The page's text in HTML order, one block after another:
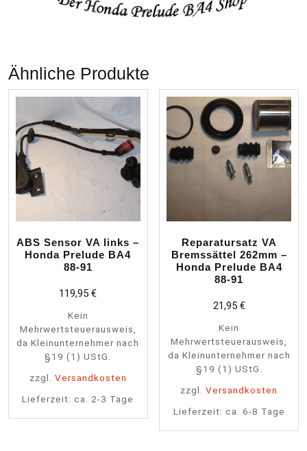
Ähnliche Produkte
ABS Sensor VA links –
Honda Prelude BA4
88-91
119,95€
Kein
Mehrwertsteuerausweis,
da Kleinunternehmer nach
§19 (1) UStG.
zzgl. Versandkosten
Lieferzeit:ca. 2-3 Tage
Reparatursatz VA
Bremssättel 262mm –
Honda Prelude BA4
88-91
21,95 €
Kein
Mehrwertsteuerausweis,
da Kleinunternehmer nach
§19 (1) UStG.
zzgl.Versandkosten
Lieferzeit: ca. 6-8 Tage